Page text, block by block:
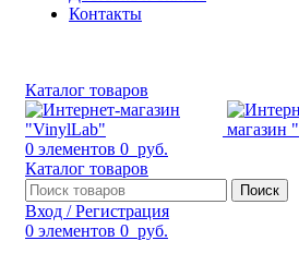
Контакты
Каталог товаров
0 элементов 0 руб.
Каталог товаров
Поиск
Вход / Регистрация
0 элементов 0 руб.